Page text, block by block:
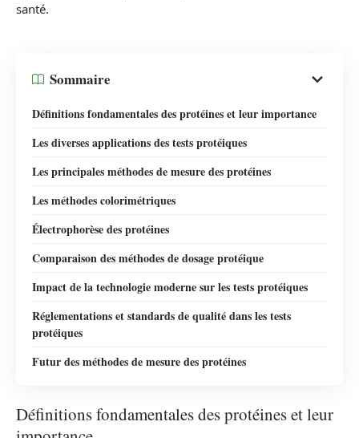
santé.
Sommaire
Définitions fondamentales des protéines et leur importance
Les diverses applications des tests protéiques
Les principales méthodes de mesure des protéines
Les méthodes colorimétriques
Électrophorèse des protéines
Comparaison des méthodes de dosage protéique
Impact de la technologie moderne sur les tests protéiques
Réglementations et standards de qualité dans les tests
protéiques
Futur des méthodes de mesure des protéines
Définitions fondamentales des protéines et leur